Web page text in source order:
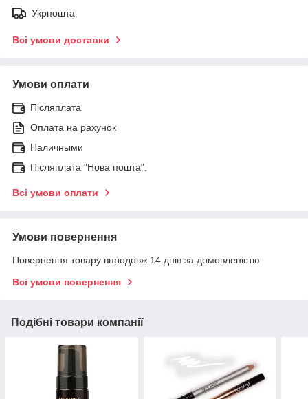
Укрпошта
Всі умови доставки
Умови оплати
Післяплата
Оплата на рахунок
Наличными
Післяплата "Нова пошта".
Всі умови оплати
Умови повернення
Повернення товару впродовж 14 днів за домовленістю
Всі умови повернення
Подібні товари компанії